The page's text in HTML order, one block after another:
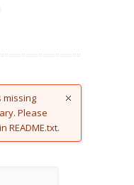
missing
Please
README.txt.